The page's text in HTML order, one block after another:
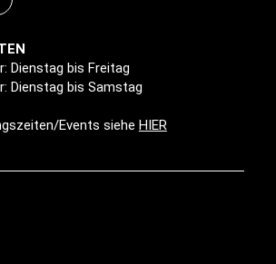
Dienstag bis Freitag
Dienstag bis Samstag
Events siehe HIER